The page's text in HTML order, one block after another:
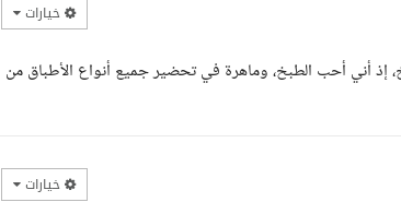
خيارات
إذ أني أحب الطبخ، وماهرة في تحضير جميع أنواع الأطباق من
خيارات